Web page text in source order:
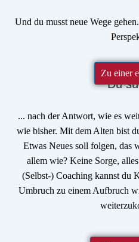
Und du musst neue Wege
Du
... nach derAntwort, wie es
wie bisher. Mit dem Alten bist
Etwas Neues soll folgen, das
allem wie? Keine Sorge,
(Selbst-) Coaching kannst du
Umbruch zu einem Aufbruch
Zu einer